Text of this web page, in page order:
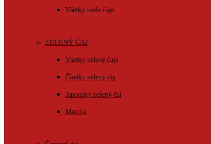
Všetky biele čaje
ZELENÝ ČAJ
Všetky zelené čaje
Čínsky zelený čaj
Japonský zelený čaj
Matcha